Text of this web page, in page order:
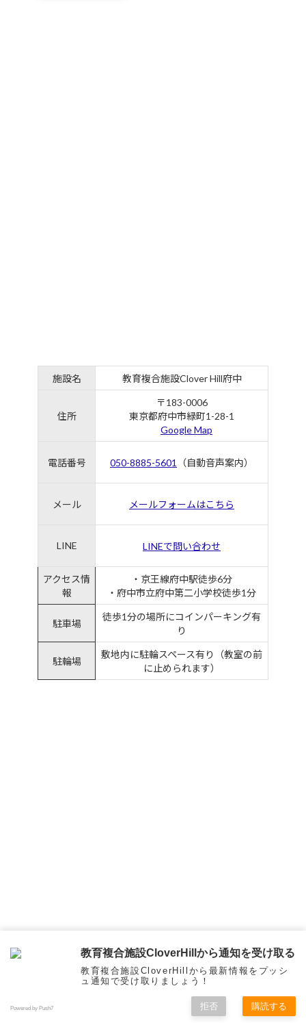
施設名 教育複合施設Clover Hill府中
住所
〒183-0006
東京都府中市緑町1-28-1
Google Map
電話番号 050-8885-5601 （自動音声案内）
メール メールフォームはこちら
LINE LINEで問い合わせ
アクセス情
報
・京王線府中駅徒歩6分
・府中市立府中第二小学校徒歩1分
駐車場
徒歩1分の場所にコインパーキング有
り
駐輪場
敷地内に駐輪スペース有り（教室の前
に止められます）
教育複合施設CloverHillから通知を受け取る
教育複合施設CloverHillから最新情報をプッシ
ュ通知で受け取りましょう！
Powered by Push7 拒否 購読する